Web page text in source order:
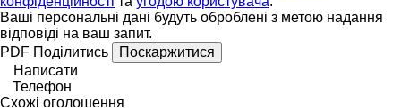
Ваші персональні дані будуть оброблені з метою надання
відповіді на ваш запит.
PDF Поділитись
Поскаржитися
Написати
Телефон
Схожі оголошення